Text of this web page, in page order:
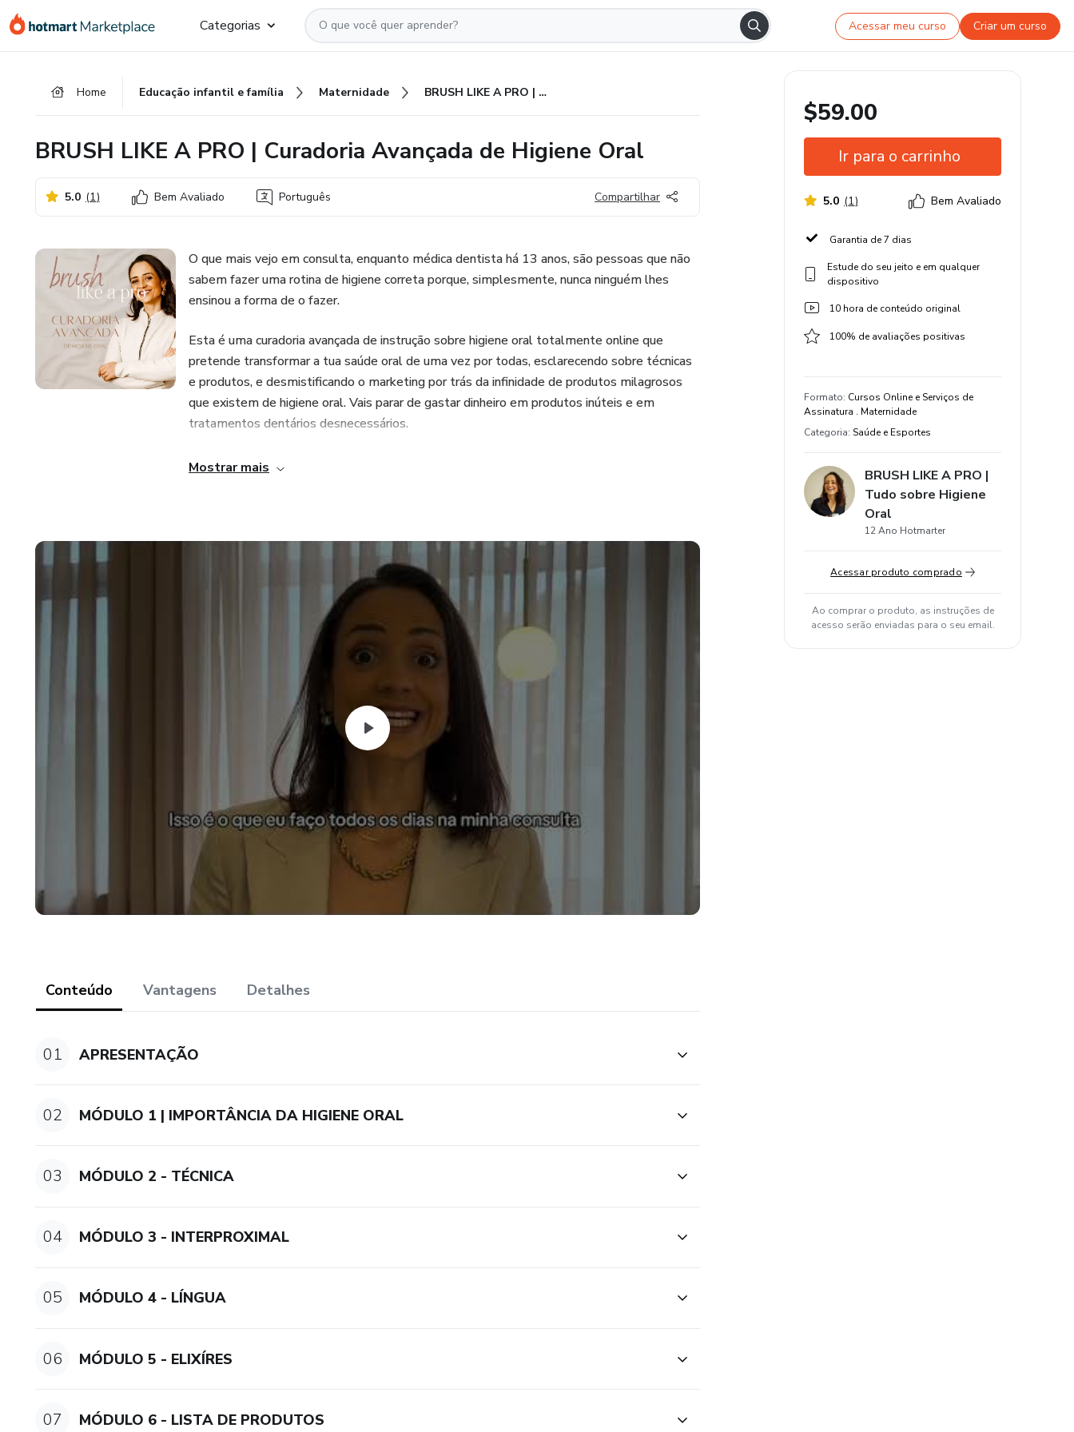
para
para
para
Categorias Acessar meu curso Criar um curso
Home Educação infantil e família Maternidade BRUSH LIKE A PRO | Curadoria Avançada de Higiene Oral
BRUSH LIKE A PRO | Curadoria Avançada de Higiene Oral
5.0 (1) Bem Avaliado Português Compartilhar
O que mais vejo em consulta, enquanto médica dentista há 13 anos, são pessoas que não
sabem fazer uma rotina de higiene correta porque, simplesmente, nunca ninguém lhes
ensinou a forma de o fazer.
Esta é uma curadoria avançada de instrução sobre higiene oral totalmente online que
pretende transformar a tua saúde oral de uma vez por todas, esclarecendo sobre técnicas
e produtos, e desmistificando o marketing por trás da infinidade de produtos milagrosos
que existem de higiene oral. Vais parar de gastar dinheiro em produtos inúteis e em
tratamentos dentários desnecessários.
Mostrar mais
Conteúdo Vantagens Detalhes
01 APRESENTAÇÃO
02 MÓDULO 1 | IMPORTÂNCIA DA HIGIENE ORAL
03 MÓDULO 2 - TÉCNICA
04 MÓDULO 3 - INTERPROXIMAL
05 MÓDULO 4 - LÍNGUA
06 MÓDULO 5 - ELIXÍRES
07 MÓDULO 6 - LISTA DE PRODUTOS
$59.00
Ir para o carrinho
5.0 (1) Bem Avaliado
Garantia de 7 dias
Estude do seu jeito e em qualquer
dispositivo
10 hora de conteúdo original
100% de avaliações positivas
Formato: Cursos Online e Serviços de
Assinatura . Maternidade
Categoria: Saúde e Esportes
BRUSH LIKE A PRO |
Tudo sobre Higiene
Oral
12 Ano Hotmarter
Acessar produto comprado
Ao comprar o produto, as instruções de
acesso serão enviadas para o seu email.